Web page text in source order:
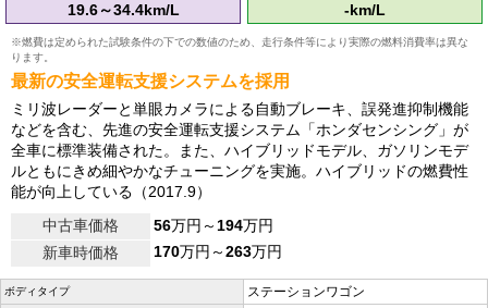
19.6～34.4km/L -km/L
※燃費は定められた試験条件の下での数値のため、走行条件等により実際の燃料消費率は異な
ります。
最新の安全運転支援システムを採用
ミリ波レーダーと単眼カメラによる自動ブレーキ、誤発進抑制機能
などを含む、先進の安全運転支援システム「ホンダセンシング」が
全車に標準装備された。また、ハイブリッドモデル、ガソリンモデ
ルともにきめ細やかなチューニングを実施。ハイブリッドの燃費性
能が向上している（2017.9）
中古車価格
56万円～194万円
新車時価格
170万円～263万円
ボディタイプ ステーションワゴン